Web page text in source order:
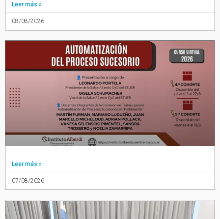
Leer más »
08/08/2026
Leer más »
07/08/2026